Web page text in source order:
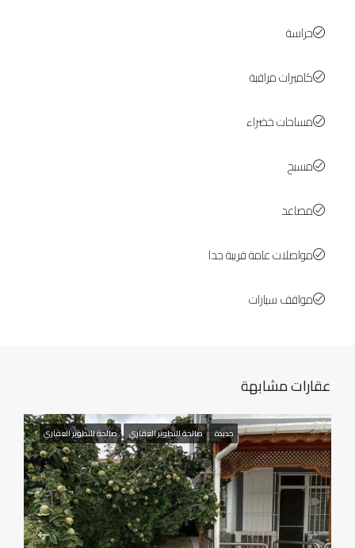
حراسة
كاميرات مراقبة
مساحات خضراء
مسبح
مصاعد
مواصلات عامة قريبة جدا
مواقف سيارات
عقارات مشابهة
جديدة صالحة للتطوير العقاري صالحة للتطوير العقاري